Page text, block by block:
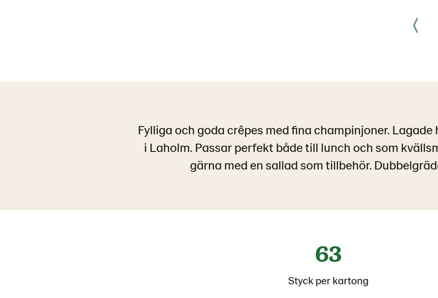
Fylliga och goda crêpes med fina champinjoner. Lagade
i Laholm. Passar perfekt både till lunch och som
gärna med en sallad som tillbehör.
63
Styck per kartong